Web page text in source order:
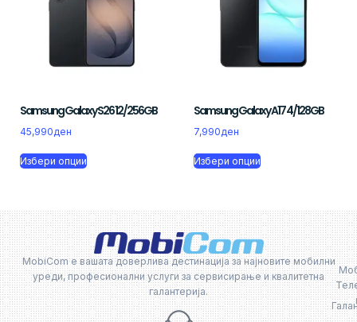
Samsung Galaxy S26 12/256GB
45,990ден
Избери опции
Samsung Galaxy A17 4/128GB
7,990ден
Избери опции
MobiCom е вашата доверлива дестинација за најновите мобилни
уреди, професионални услуги за сервисирање и квалитетна
галантерија.